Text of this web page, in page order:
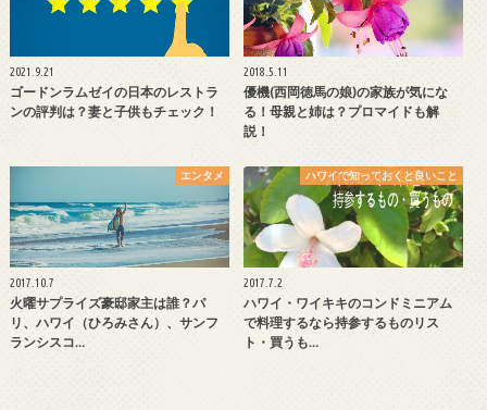
2021.9.21
ゴードンラムゼイの日本のレストラ
ンの評判は？妻と子供もチェック！
2018.5.11
優機(西岡徳馬の娘)の家族が気にな
る！母親と姉は？プロマイドも解
説！
エンタメ
2017.10.7
火曜サプライズ豪邸家主は誰？パ
リ、ハワイ（ひろみさん）、サンフ
ランシスコ…
ハワイで知っておくと良いこと
2017.7.2
ハワイ・ワイキキのコンドミニアム
で料理するなら持参するものリス
ト・買うも…